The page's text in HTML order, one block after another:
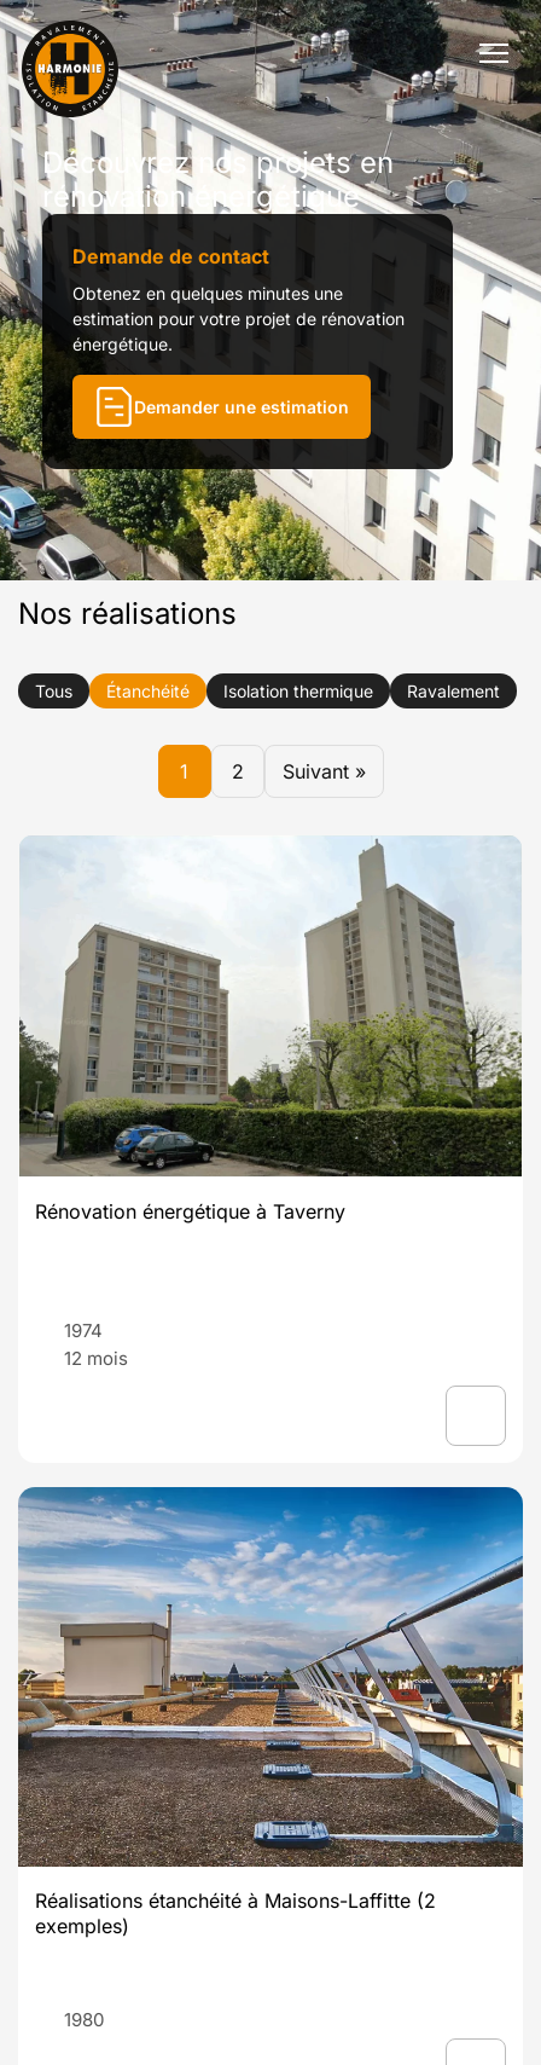
Découvrez nos projets en
rénovation énergétique
Demande de contact
Obtenez en quelques minutes une
estimation pour votre projet de rénovation
énergétique.
Demander une estimation
Nos réalisations
Tous Étanchéité Isolation thermique Ravalement
1 2 Suivant »
Rénovation énergétique à Taverny
1974
12 mois
Réalisations étanchéité à Maisons-Laffitte (2
exemples)
1980